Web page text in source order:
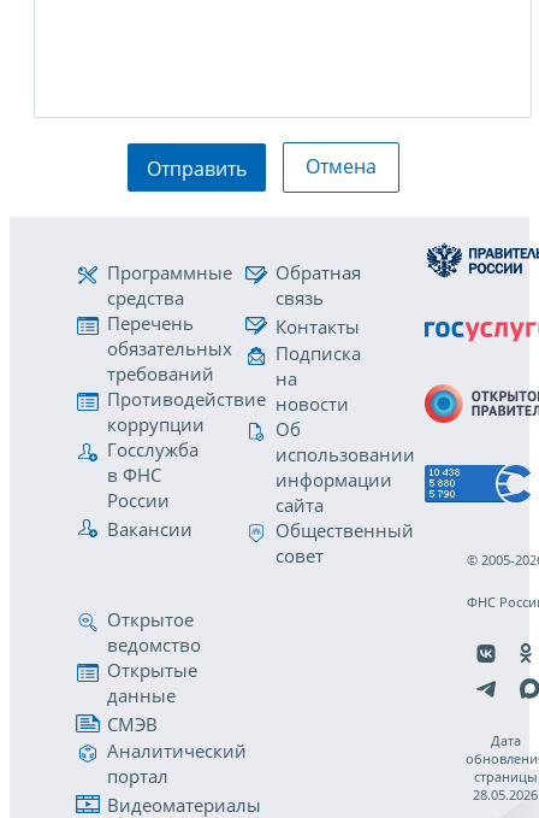
Отправить Отмена
Программные
средства
Перечень
обязательных
требований
Противодействие
коррупции
Госслужба
в ФНС
России
Вакансии
Обратная
связь
Контакты
Подписка
на
новости
Об
использовании
информации
сайта
Общественный
совет
Открытое
ведомство
Открытые
данные
СМЭВ
Аналитический
портал
Видеоматериалы
© 2005-
ФНС
Дата
страницы
28.05.2026